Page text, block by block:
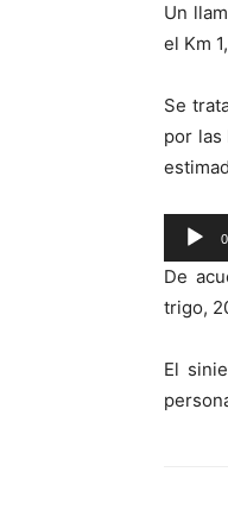
Un
el Km
Se
por las
de
audio
De
trigo,
El